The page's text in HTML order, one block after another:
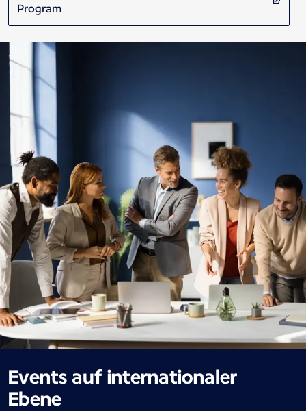
Program
Events auf internationaler
Ebene